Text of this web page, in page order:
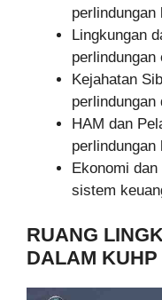
Lingkungan
perlindungan
Kejahatan
HAM dan
Ekonomi
sistem
RUANG
DALAM